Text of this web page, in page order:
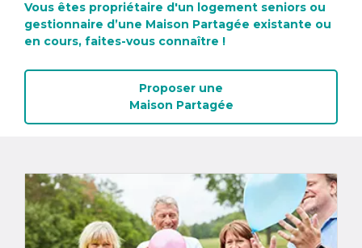
Vous êtes propriétaire d'un logement seniors ou
gestionnaire d’une Maison Partagée existante ou
en cours, faites-vous connaître !
Proposer une
Maison Partagée